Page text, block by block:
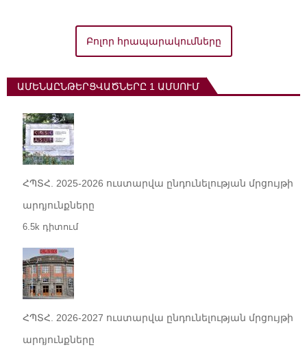
Բոլոր հրապարակումները
ԱՄԵՆԱԸՆԹԵՐՑՎԱԾՆԵՐԸ 1 ԱՄՍՈՒՄ
ՀՊՏՀ. 2025-2026 ուստարվա ընդունելության մրցույթի
արդյունքները
6.5k դիտում
ՀՊՏՀ. 2026-2027 ուստարվա ընդունելության մրցույթի
արդյունքները